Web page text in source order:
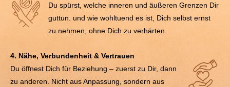
Du spürst, welche inneren und äußeren Grenzen Dir
guttun. und wie wohltuend es ist, Dich selbst ernst
zu nehmen, ohne Dich zu verhärten.
4. Nähe, Verbundenheit & Vertrauen
Du öffnest Dich für Beziehung – zuerst zu Dir, dann
zu anderen. Nicht aus Anpassung, sondern aus